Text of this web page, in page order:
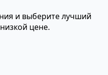
и выберите лучший
цене.